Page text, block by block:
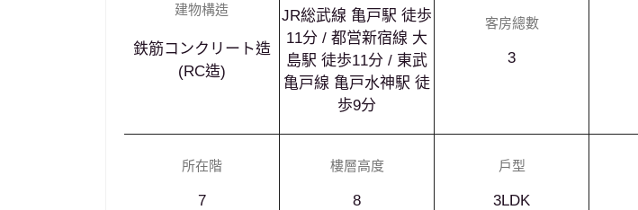
建物構造
鉄筋コンクリート造
(RC造)
JR総武線 亀戸駅 徒歩
11分 / 都営新宿線 大
島駅 徒歩11分 / 東武
亀戸線 亀戸水神駅 徒
歩9分
客房總數
3
所在階
7
樓層高度
8
戶型
3LDK